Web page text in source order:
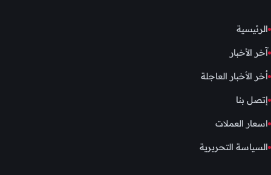
الرئيسية
آخر الأخبار
أخر الأخبار العاجلة
إتصل بنا
اسعار العملات
السياسة التحريرية